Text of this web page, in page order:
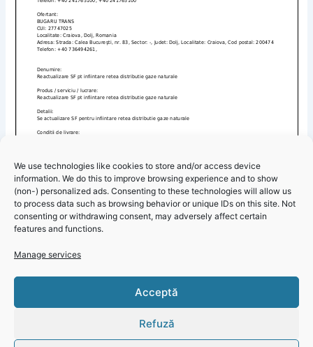
We use technologies like cookies to store and/or access device
information. We do this to improve browsing experience and to show
(non-) personalized ads. Consenting to these technologies will allow us
to process data such as browsing behavior or unique IDs on this site. Not
consenting or withdrawing consent, may adversely affect certain
features and functions.
Manage services
Acceptă
Refuză
Primăria Corbu – Informare contract de reactualizare SF
pentru înființare rețea distribuție gaze natural